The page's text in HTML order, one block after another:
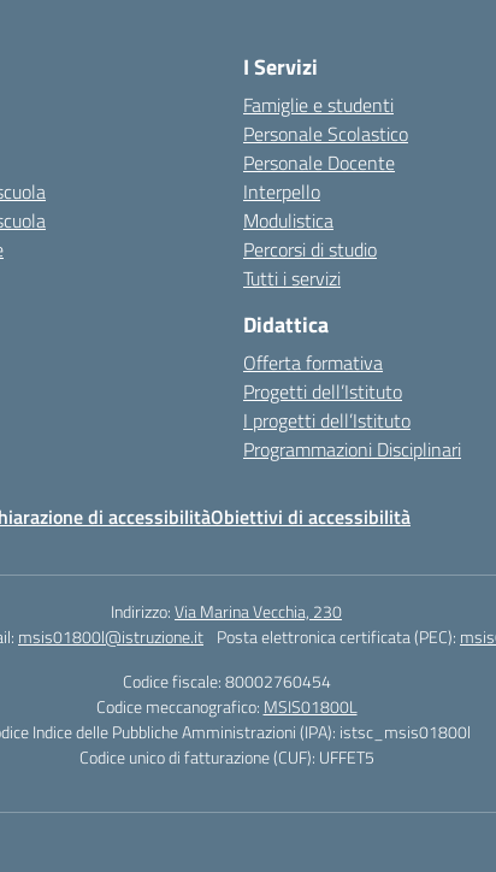
I Servizi
Famiglie e studenti
Personale Scolastico
Personale Docente
Interpello
Modulistica
Percorsi di studio
Tutti i servizi
Didattica
Offerta formativa
Progetti dell’Istituto
I progetti dell’Istituto
Programmazioni Disciplinari
di accessibilitàObiettivi di accessibilità
Indirizzo:Via Marina Vecchia, 230
msis01800l@istruzione.it Posta elettronica certificata (PEC):
Codice fiscale: 80002760454
Codice meccanografico: MSIS01800L
Indice delle Pubbliche Amministrazioni (IPA): istsc_msis01800l
Codice unico di fatturazione (CUF): UFFET5